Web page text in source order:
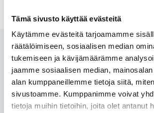
Tämä sivusto käyttää evästeitä
Käytämme evästeitä tarjoamamme
räätälöimiseen, sosiaalisen median
tukemiseen ja kävijämäärämme
jaamme sosiaalisen median,
alan kumppaneillemme tietoja siitä,
sivustoamme. Kumppanimme voivat
tietoja muihin tietoihin, joita olet antanut
Ota meihin yhteyttä
Monipuolisesta valikoimastamme
projektiisi sopivat tuotteet nopealla
listaamattomien tuotteiden toimitus